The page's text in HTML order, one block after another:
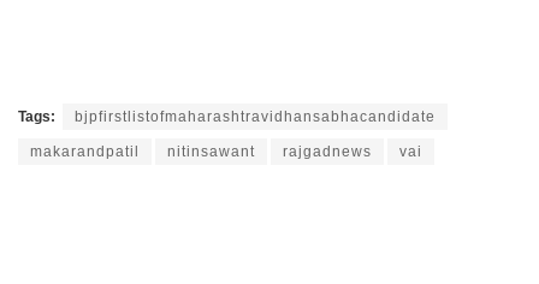
Tags: bjpfirstlistofmaharashtravidhansabhacandidate
makarandpatil nitinsawant rajgadnews vai